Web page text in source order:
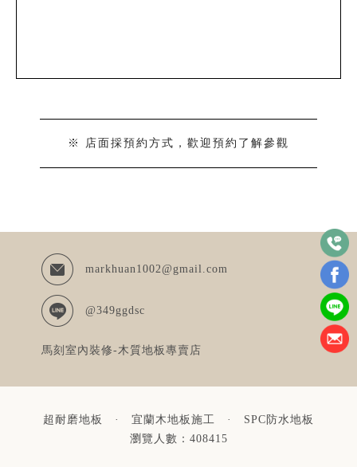
※ 店面採預約方式，歡迎預約了解參觀
markhuan1002@gmail.com
@349ggdsc
馬刻室內裝修-木質地板專賣店
超耐磨地板 · 宜蘭木地板施工 · SPC防水地板
瀏覽人數：408415